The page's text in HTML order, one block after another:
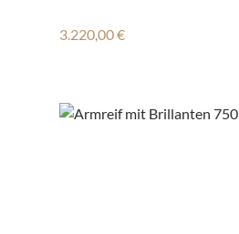
Regulärer Preis:
3.220,00 €